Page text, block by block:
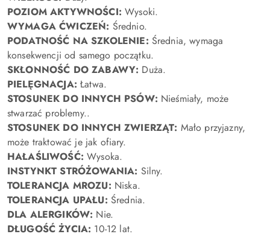
POZIOM AKTYWNOŚCI: Wysoki.
WYMAGA ĆWICZEŃ: Średnio.
PODATNOŚĆ NA SZKOLENIE: Średnia, wymaga
konsekwencji od samego początku.
SKŁONNOŚĆ DO ZABAWY: Duża.
PIELĘGNACJA: Łatwa.
STOSUNEK DO INNYCH PSÓW: Nieśmiały, może
stwarzać problemy..
STOSUNEK DO INNYCH ZWIERZĄT: Mało przyjazny,
może traktować je jak ofiary.
HAŁAŚLIWOŚĆ: Wysoka.
INSTYNKT STRÓŻOWANIA: Silny.
TOLERANCJA MROZU: Niska.
TOLERANCJA UPAŁU: Średnia.
DLA ALERGIKÓW: Nie.
DŁUGOŚĆ ŻYCIA: 10-12 lat.